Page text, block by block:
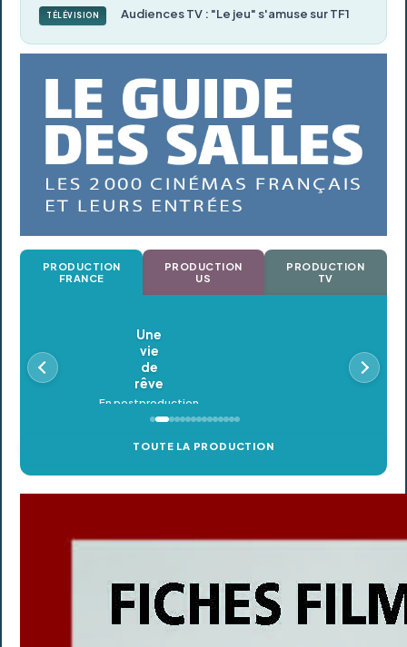
TÉLÉVISION Audiences TV : "Le jeu" s'amuse sur TF1
PRODUCTION
FRANCE
PRODUCTION
US
PRODUCTION
TV
Oldeupe
En postproduction
TOUTE LA PRODUCTION